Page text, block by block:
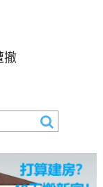
撤